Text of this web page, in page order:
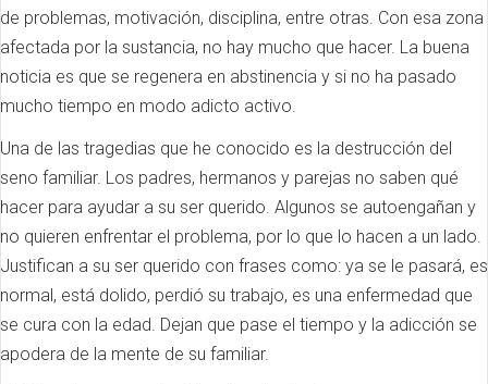
de problemas, motivación, disciplina, entre otras. Con esa zona
afectada por la sustancia, no hay mucho que hacer. La buena
noticia es que se regenera en abstinencia y si no ha pasado
mucho tiempo en modo adicto activo.
Una de las tragedias que he conocido es la destrucción del
seno familiar. Los padres, hermanos y parejas no saben qué
hacer para ayudar a su ser querido. Algunos se autoengañan y
no quieren enfrentar el problema, por lo que lo hacen a un lado.
Justifican a su ser querido con frases como: ya se le pasará, es
normal, está dolido, perdió su trabajo, es una enfermedad que
se cura con la edad. Dejan que pase el tiempo y la adicción se
apodera de la mente de su familiar.